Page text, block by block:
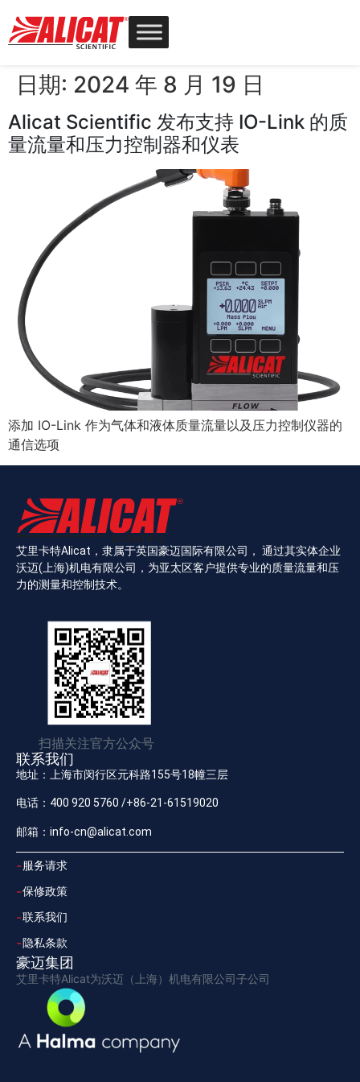
日期: 2024 年 8 月 19 日
Alicat Scientific 发布支持 IO-Link 的质
量流量和压力控制器和仪表
添加 IO-Link 作为气体和液体质量流量以及压力控制仪器的
通信选项
艾里卡特Alicat，隶属于英国豪迈国际有限公司， 通过其实体企业
沃迈(上海)机电有限公司，为亚太区客户提供专业的质量流量和压
力的测量和控制技术。
扫描关注官方公众号
联系我们
地址：上海市闵行区元科路155号18幢三层
电话：400 920 5760 /+86-21-61519020
邮箱：info-cn@alicat.com
服务请求
保修政策
联系我们
隐私条款
豪迈集团
艾里卡特Alicat为沃迈（上海）机电有限公司子公司